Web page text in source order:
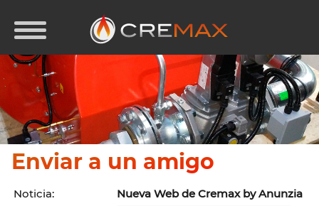
Enviar a un amigo
Noticia:
Nueva Web de Cremax by Anunzia